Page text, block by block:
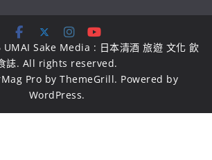
UMAI Sake Media : 日本清酒 旅遊 文化 飲
誌. All rights reserved.
Pro by ThemeGrill. Powered by
WordPress.